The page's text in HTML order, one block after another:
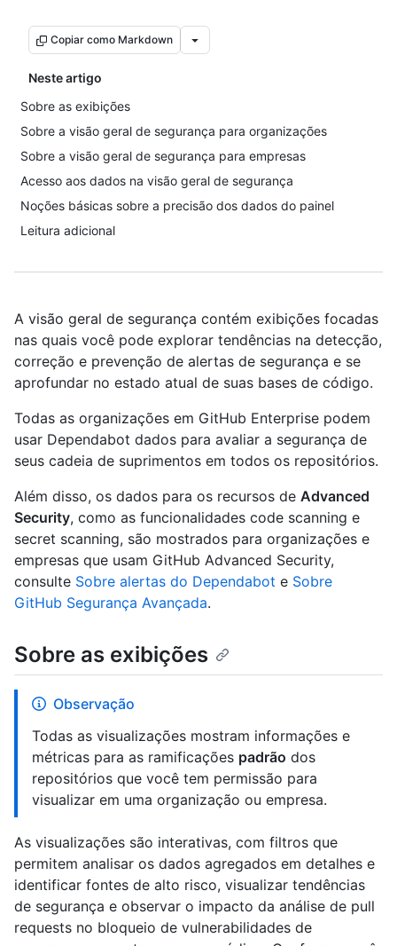
Copiar como Markdown
Neste artigo
Sobre as exibições
Sobre a visão geral de segurança para organizações
Sobre a visão geral de segurança para empresas
Acesso aos dados na visão geral de segurança
Noções básicas sobre a precisão dos dados do painel
Leitura adicional
A visão geral de segurança contém exibições focadas
nas quais você pode explorar tendências na detecção,
correção e prevenção de alertas de segurança e se
aprofundar no estado atual de suas bases de código.
Todas as organizações em GitHub Enterprise podem
usar Dependabot dados para avaliar a segurança de
seus cadeia de suprimentos em todos os repositórios.
Além disso, os dados para os recursos de Advanced
Security, como as funcionalidades code scanning e
secret scanning, são mostrados para organizações e
empresas que usam GitHub Advanced Security,
consulte Sobre alertas do Dependabot e Sobre
GitHub Segurança Avançada.
Sobre as exibições
Observação
Todas as visualizações mostram informações e
métricas para as ramificações padrão dos
repositórios que você tem permissão para
visualizar em uma organização ou empresa.
As visualizações são interativas, com filtros que
permitem analisar os dados agregados em detalhes e
identificar fontes de alto risco, visualizar tendências
de segurança e observar o impacto da análise de pull
requests no bloqueio de vulnerabilidades de